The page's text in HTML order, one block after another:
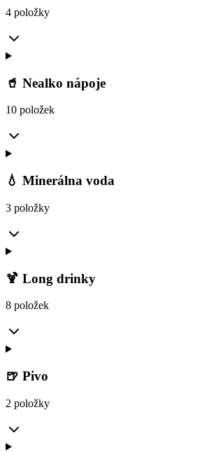
4 položky
🥤 Nealko nápoje
10 položek
💧 Minerálna voda
3 položky
🍹 Long drinky
8 položek
🍺 Pivo
2 položky